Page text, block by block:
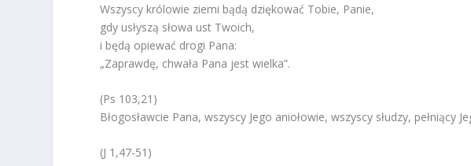
Wszyscy królowie ziemi bądą dziękować Tobie, Panie,
gdy usłyszą słowa ust Twoich,
i będą opiewać drogi Pana:
„Zaprawdę, chwała Pana jest wielka”.
(Ps 103,21)
Błogosławcie Pana, wszyscy Jego aniołowie, wszyscy słudzy, pełniący
(J 1,47-51)